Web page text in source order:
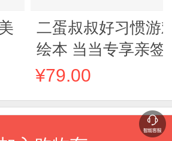
二蛋叔叔好习惯游
绘本 当当专享亲签
2-6岁学龄前孩子习
坏习惯 6本直击家
痛点 笑着改毛病 玩
¥79.00